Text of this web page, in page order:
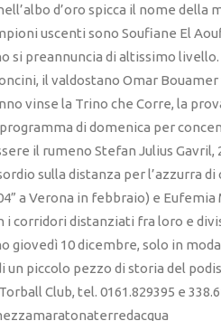
nell’albo d’oro spicca il nome
uscenti sono Soufiane El
si preannuncia di altissimo
il valdostano Omar
vinse la Trino che Corre, la
di domenica per
il rumeno Stefan Julius Gavril,
sulla distanza per l’azzurra
a Verona in febbraio) e Eufemia
i corridori distanziati fra loro e
giovedì 10 dicembre, solo in
un piccolo pezzo di storia del
Club, tel. 0161.829395 e